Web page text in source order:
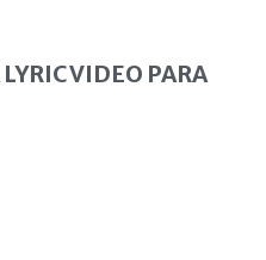
VIDEO PARA